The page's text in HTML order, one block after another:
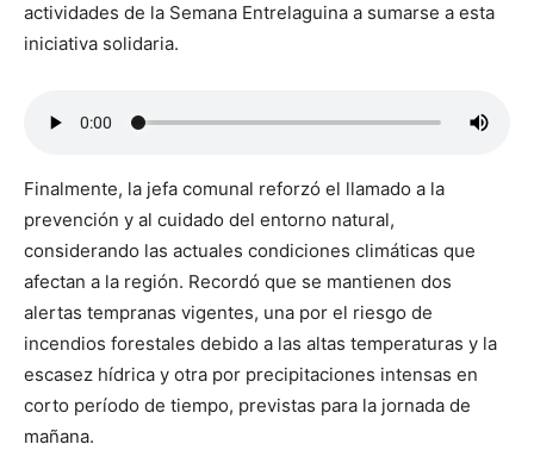
actividades de la Semana Entrelaguina a sumarse a esta
iniciativa solidaria.
Finalmente, la jefa comunal reforzó el llamado a la
prevención y al cuidado del entorno natural,
considerando las actuales condiciones climáticas que
afectan a la región. Recordó que se mantienen dos
alertas tempranas vigentes, una por el riesgo de
incendios forestales debido a las altas temperaturas y la
escasez hídrica y otra por precipitaciones intensas en
corto período de tiempo, previstas para la jornada de
mañana.